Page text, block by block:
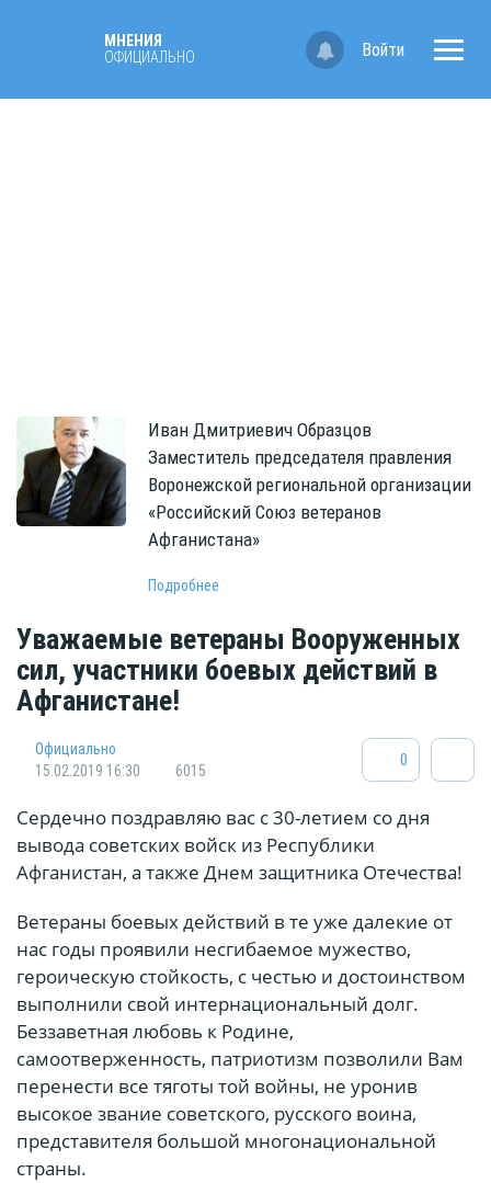
МНЕНИЯ
ОФИЦИАЛЬНО
Войти
Иван Дмитриевич Образцов
Заместитель председателя правления
Воронежской региональной организации
«Российский Союз ветеранов
Афганистана»
Подробнее
Уважаемые ветераны Вооруженных
сил, участники боевых действий в
Афганистане!
Официально
15.02.2019 16:30
6015
0
Сердечно поздравляю вас с 30-летием со дня
вывода советских войск из Республики
Афганистан, а также Днем защитника Отечества!
Ветераны боевых действий в те уже далекие от
нас годы проявили несгибаемое мужество,
героическую стойкость, с честью и достоинством
выполнили свой интернациональный долг.
Беззаветная любовь к Родине,
самоотверженность, патриотизм позволили Вам
перенести все тяготы той войны, не уронив
высокое звание советского, русского воина,
представителя большой многонациональной
страны.